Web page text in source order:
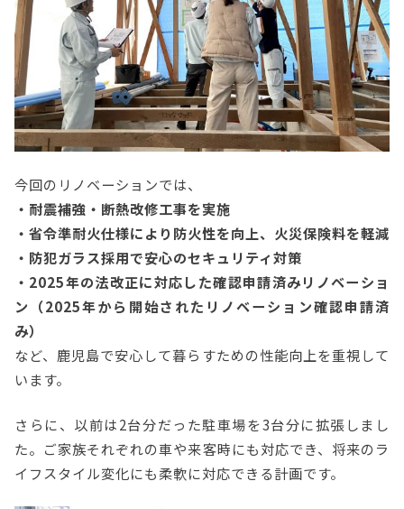
今回のリノベーションでは、
・耐震補強・断熱改修工事を実施
・省令準耐火仕様により防火性を向上、火災保険料を軽減
・防犯ガラス採用で安心のセキュリティ対策
・2025年の法改正に対応した確認申請済みリノベーショ
ン（2025年から開始されたリノベーション確認申請済
み）
など、鹿児島で安心して暮らすための性能向上を重視して
います。
さらに、以前は2台分だった駐車場を3台分に拡張しまし
た。ご家族それぞれの車や来客時にも対応でき、将来のラ
イフスタイル変化にも柔軟に対応できる計画です。